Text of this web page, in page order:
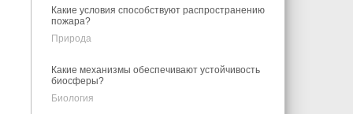
Какие условия способствуют распространению
пожара?
Природа
Какие механизмы обеспечивают устойчивость
биосферы?
Биология